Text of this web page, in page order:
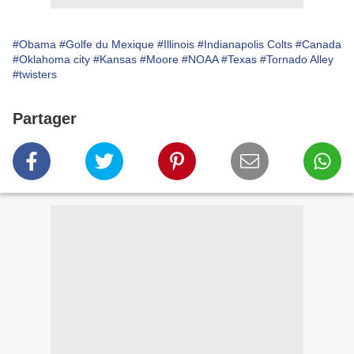
#Obama #Golfe du Mexique #Illinois #Indianapolis Colts #Canada
#Oklahoma city #Kansas #Moore #NOAA #Texas #Tornado Alley
#twisters
Partager